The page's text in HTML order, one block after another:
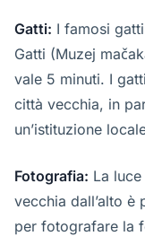
Gatti: I famosi
Gatti (Muzej
vale 5 minuti. I
città vecchia, in
un’istituzione
Fotografia: La
vecchia dall’alto
per fotografare la